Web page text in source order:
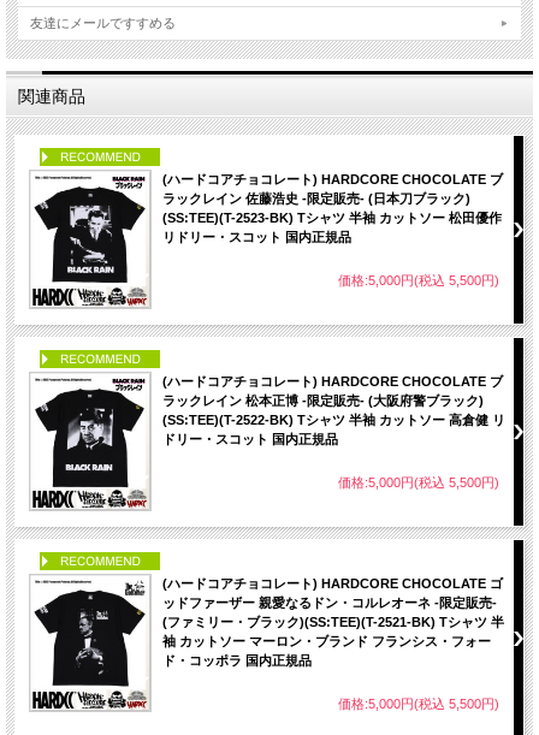
友達にメールですすめる
関連商品
(ハードコアチョコレート) HARDCORE CHOCOLATE ブ
ラックレイン 佐藤浩史 -限定販売- (日本刀ブラック)
(SS:TEE)(T-2523-BK) Tシャツ 半袖 カットソー 松田優作
リドリー・スコット 国内正規品
価格:5,000円(税込 5,500円)
(ハードコアチョコレート) HARDCORE CHOCOLATE ブ
ラックレイン 松本正博 -限定販売- (大阪府警ブラック)
(SS:TEE)(T-2522-BK) Tシャツ 半袖 カットソー 高倉健 リ
ドリー・スコット 国内正規品
価格:5,000円(税込 5,500円)
(ハードコアチョコレート) HARDCORE CHOCOLATE ゴ
ッドファーザー 親愛なるドン・コルレオーネ -限定販売-
(ファミリー・ブラック)(SS:TEE)(T-2521-BK) Tシャツ 半
袖 カットソー マーロン・ブランド フランシス・フォー
ド・コッポラ 国内正規品
価格:5,000円(税込 5,500円)